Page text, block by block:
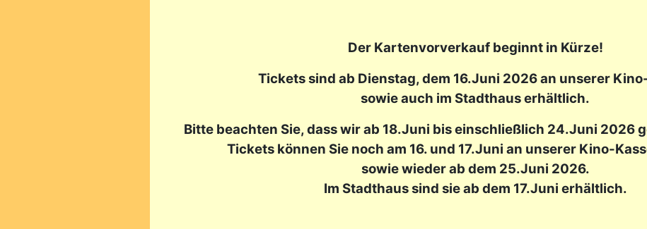
Der Kartenvorverkauf beginnt in Kürze!
Tickets sind ab Dienstag, dem 16.Juni 2026an unserer
sowie auch im Stadthaus erhältlich.
Bitte beachten Sie, dass wir ab 18.Juni bis einschließlich 24.Juni 2026
Tickets können Sie noch am 16. und 17.Juni an unserer Kino-
sowie wieder ab dem 25.Juni 2026.
Im Stadthaus sind sie ab dem 17.Juni erhältlich.